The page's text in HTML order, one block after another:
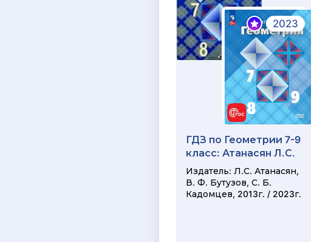
2023
ГДЗ по Геометрии 7-9
класс: Атанасян Л.С.
Издатель: Л.С. Атанасян,
В. Ф. Бутузов, С. Б.
Кадомцев, 2013г. / 2023г.